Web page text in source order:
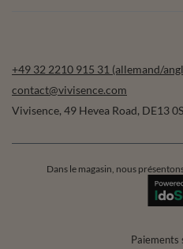
+49 32 2210 915 31 (allemand/
contact@vivisence.com
Vivisence, 49 Hevea Road, DE13
Dans le magasin, nous
Paiements